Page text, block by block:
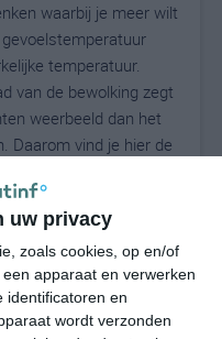
uw privacy
zoals cookies, op en/of
apparaat en verwerken
identificatoren en
wordt verzonden
waarbij je meer wilt
temperatuur.
van de bewolking zegt
weerbeeld dan het
Daarom vind je hier de